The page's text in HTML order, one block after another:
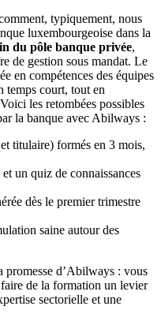
typiquement, nous
luxembourgeoise dans la
du pôle banque privée,
de gestion sous mandat. Le
en compétences des équipes
temps court, tout en
les retombées possibles
la banque avec Abilways :
titulaire) formés en 3 mois,
un quiz de connaissances
dès le premier trimestre
saine autour des
promesse d’Abilways : vous
de la formation un levier
sectorielle et une